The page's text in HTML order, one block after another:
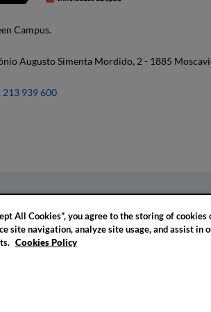
Campus.
Augusto Simenta Mordido, 2 - 1885
213 939 600
privacidade Política de cookies
All Cookies”, you agree to the storing of cookies
site navigation, analyze site usage, and assist in
Cookies Policy